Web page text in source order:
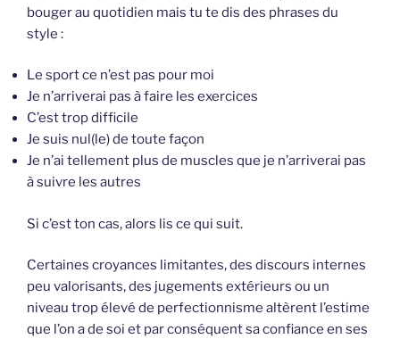
bouger au quotidien mais tu te dis des phrases du
style :
Le sport ce n’est pas pour moi
Je n’arriverai pas à faire les exercices
C’est trop difficile
Je suis nul(le) de toute façon
Je n’ai tellement plus de muscles que je n’arriverai pas
à suivre les autres
Si c’est ton cas, alors lis ce qui suit.
Certaines croyances limitantes, des discours internes
peu valorisants, des jugements extérieurs ou un
niveau trop élevé de perfectionnisme altèrent l’estime
que l’on a de soi et par conséquent sa confiance en ses